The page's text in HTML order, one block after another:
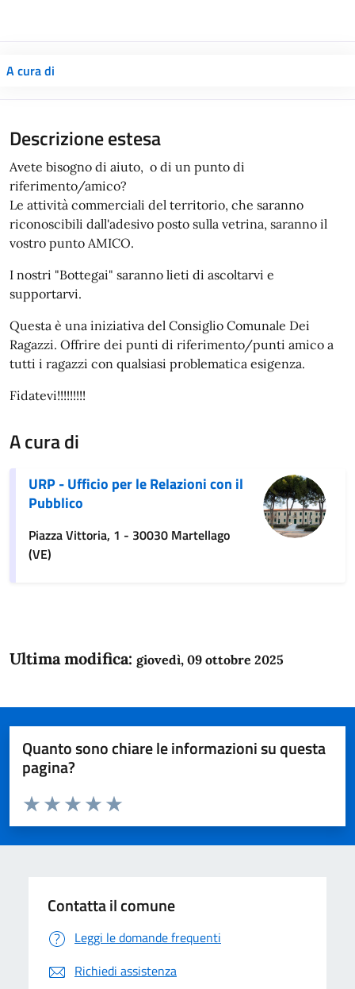
A cura di
Descrizione estesa
Avete bisogno di aiuto, o di un punto di
riferimento/amico?
Le attività commerciali del territorio, che saranno
riconoscibili dall'adesivo posto sulla vetrina, saranno il
vostro punto AMICO.
I nostri "Bottegai" saranno lieti di ascoltarvi e
supportarvi.
Questa è una iniziativa del Consiglio Comunale Dei
Ragazzi. Offrire dei punti di riferimento/punti amico a
tutti i ragazzi con qualsiasi problematica esigenza.
Fidatevi!!!!!!!!!
A cura di
URP - Ufficio per le Relazioni con il
Pubblico
Piazza Vittoria, 1 - 30030 Martellago
(VE)
Ultima modifica: giovedì, 09 ottobre 2025
Quanto sono chiare le informazioni su questa
pagina?
Domanda
Valuta da 1 a 5 stelle la pagina
Valuta 5 stelle su 5
Valuta 4 stelle su 5
Valuta 3 stelle su 5
Valuta 2 stelle su 5
Valuta 1 stelle su 5
Contatta il comune
Leggi le domande frequenti
Richiedi assistenza